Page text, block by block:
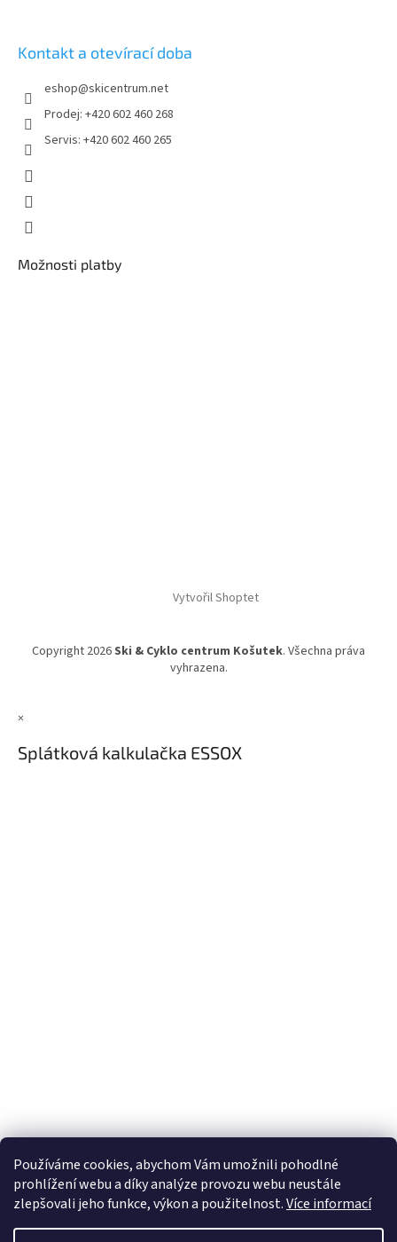
Používáme cookies, abychom Vám umožnili pohodlné
prohlížení webu a díky analýze provozu webu neustále
zlepšovali jeho funkce, výkon a použitelnost.Více informací
Kontakt a otevírací doba
eshop@skicentrum.net
Prodej: +420 602 460 268
Servis: +420 602 460 265
Možnosti platby
Vytvořil Shoptet
Copyright 2026Ski & Cyklo centrum Košutek. Všechna práva
vyhrazena.
×
Splátková kalkulačka ESSOX